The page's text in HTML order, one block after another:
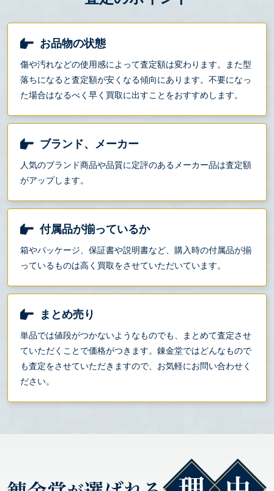
お品物の状態
傷や汚れなどの使用感によって査定額は変わります。また型
落ちになると査定額が安くなる傾向にあります。不要になっ
た場合はなるべく早く買取に出すことをおすすめします。
ブランド、メーカー
人気のブランド商品や品質に定評のあるメーカー品は査定額
がアップします。
付属品が揃っているか
箱やパッケージ、保証書や説明書など、購入時の付属品が揃
っているものは高く買取をさせていただいています。
まとめ売り
単品では値段がつかないようなものでも、まとめて査定させ
ていただくことで価格がつきます。錬金堂ではどんなもので
も査定をさせていただきますので、お気軽にお問い合わせく
ださい。